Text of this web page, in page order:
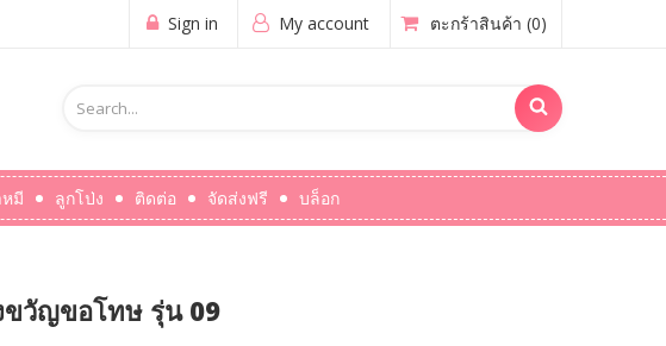
My account
Sign in ตะกร้าสินค้า (0)
มี ลูกโป่ง ติดต่อ จัดส่งฟรี บล็อก
ขวัญขอโทษ รุ่น 09